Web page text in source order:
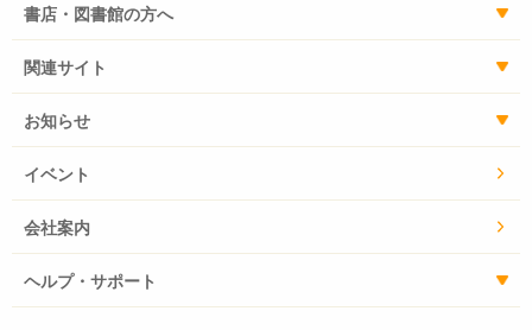
書店・図書館の方へ
関連サイト
お知らせ
イベント
会社案内
ヘルプ・サポート